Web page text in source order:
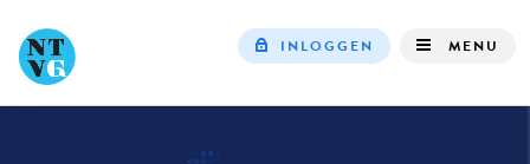
INLOGGEN MENU